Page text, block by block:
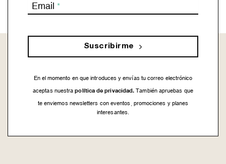
Email *
Suscribirme
En el momento en que introduces y envías tu correo electrónico
aceptas nuestra política de privacidad. También apruebas que
te enviemos newsletters con eventos, promociones y planes
interesantes.